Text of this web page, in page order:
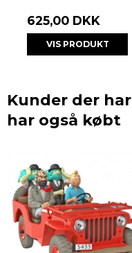
625,00 DKK
VIS PRODUKT
Kunder der
har også købt